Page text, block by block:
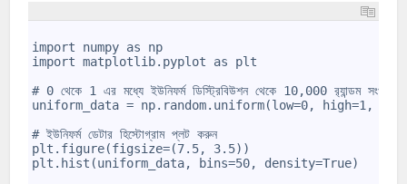
import numpy as np
import matplotlib.pyplot as plt
# 0 থেকে 1 এর মধ্যে ইউনিফর্ম ডিস্ট্রিবিউশন থেকে 10,000 র‍্যান্ডম সংখ্যা
uniform_data = np.random.uniform(low=0, high=1,
# ইউনিফর্ম ডেটার হিস্টোগ্রাম প্লট করুন
plt.figure(figsize=(7.5, 3.5))
plt.hist(uniform_data, bins=50, density=True)